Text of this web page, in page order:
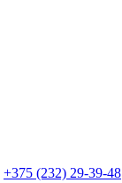
+375 (232) 29-39-48